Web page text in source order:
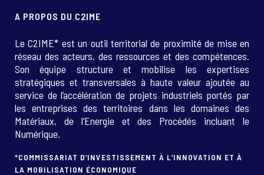
A PROPOS DU C2IME
Le C2IME* est un outil territorial de proximité de mise en
réseau des acteurs, des ressources et des compétences.
Son équipe structure et mobilise les expertises
stratégiques et transversales à haute valeur ajoutée au
service de l’accélération de projets industriels portés par
les entreprises des territoires dans les domaines des
Matériaux, de l’Energie et des Procédés incluant le
Numérique.
*COMMISSARIAT D’INVESTISSEMENT À L’INNOVATION ET À
LA MOBILISATION ÉCONOMIQUE